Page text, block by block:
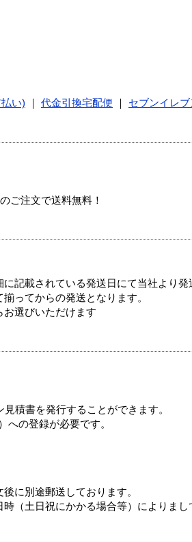
い) 代金引換宅配便
セブンイレ
ご注文で送料無料！
記載されている発送日にて当社より発
ってからの発送となります。
選びいただけます
積書を発行することができます。
の登録が必要です。
に別途郵送しております。
（土日祝にかかる場合等）によりま